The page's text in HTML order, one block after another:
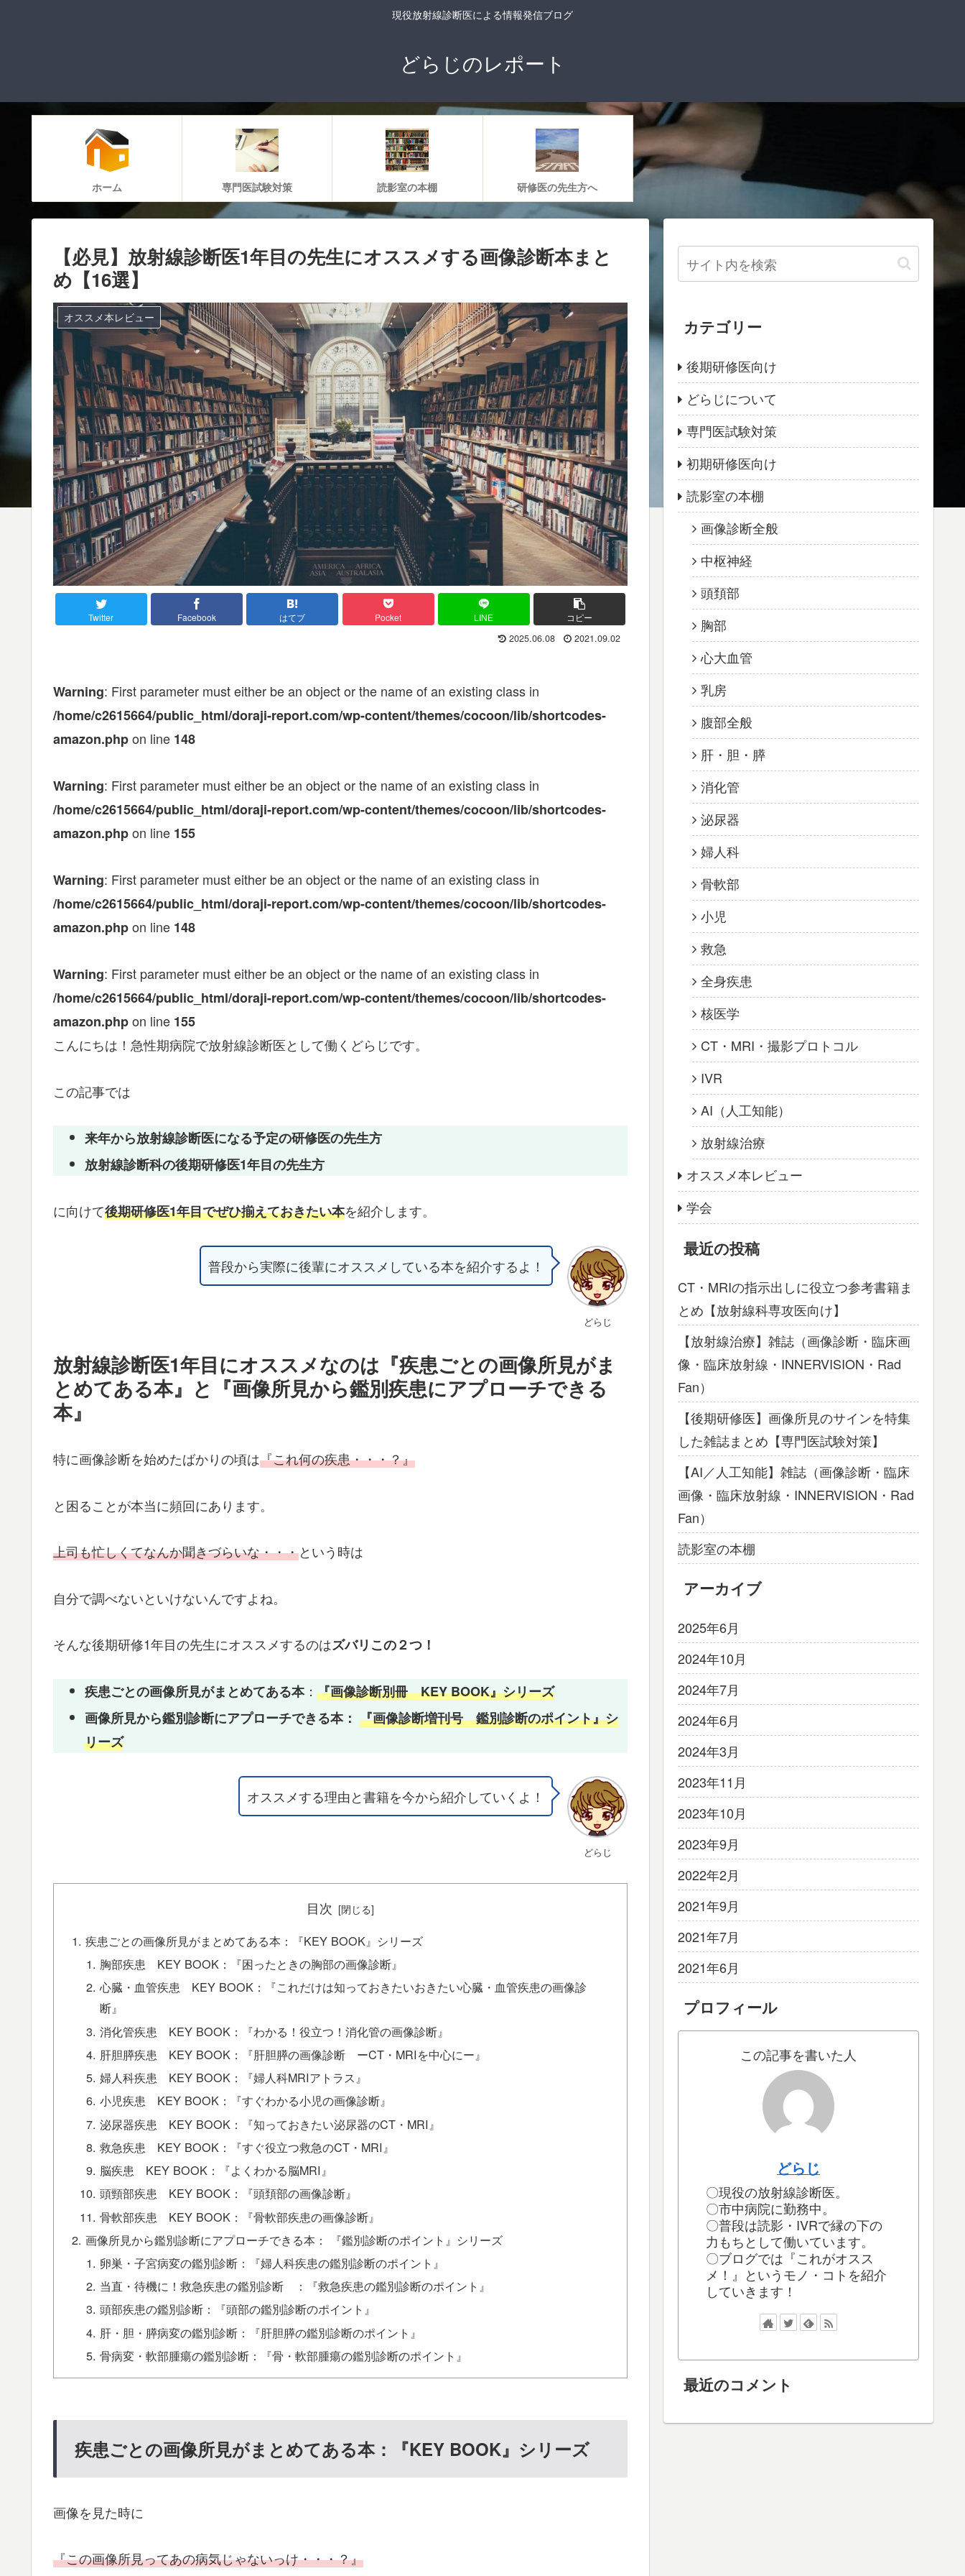
現役放射線診断医による情報発信ブログ
どらじのレポート
ホーム 専門医試験対策 読影室の本棚 研修医の先生方へ
【必見】放射線診断医1年目の先生にオススメする画像診断本まと
め【16選】
オススメ本レビュー
Twitter Facebook はてブ Pocket LINE コピー
2025.06.08 2021.09.02
Warning: First parameter must either be an object or the name of an existing class in
/home/c2615664/public_html/doraji-report.com/wp-content/themes/cocoon/lib/shortcodes-
amazon.phpon line 148
Warning: First parameter must either be an object or the name of an existing class in
/home/c2615664/public_html/doraji-report.com/wp-content/themes/cocoon/lib/shortcodes-
amazon.phpon line 155
Warning: First parameter must either be an object or the name of an existing class in
/home/c2615664/public_html/doraji-report.com/wp-content/themes/cocoon/lib/shortcodes-
amazon.phpon line 148
Warning: First parameter must either be an object or the name of an existing class in
/home/c2615664/public_html/doraji-report.com/wp-content/themes/cocoon/lib/shortcodes-
amazon.phpon line 155
こんにちは！急性期病院で放射線診断医として働くどらじです。
この記事では
来年から放射線診断医になる予定の研修医の先生方
放射線診断科の後期研修医1年目の先生方
に向けて後期研修医1年目でぜひ揃えておきたい本を紹介します。
どらじ
普段から実際に後輩にオススメしている本を紹介するよ！
放射線診断医1年目にオススメなのは『疾患ごとの画像所見がま
とめてある本』と『画像所見から鑑別疾患にアプローチできる
本』
特に画像診断を始めたばかりの頃は『これ何の疾患・・・？』
と困ることが本当に頻回にあります。
上司も忙しくてなんか聞きづらいな・・・という時は
自分で調べないといけないんですよね。
そんな後期研修1年目の先生にオススメするのはズバリこの２つ！
疾患ごとの画像所見がまとめてある本： 『画像診断別冊 KEY BOOK』シリーズ
画像所見から鑑別診断にアプローチできる本： 『画像診断増刊号 鑑別診断のポイント』シ
リーズ
どらじ
オススメする理由と書籍を今から紹介していくよ！
目次
疾患ごとの画像所見がまとめてある本：『KEY BOOK』シリーズ
胸部疾患 KEY BOOK：『困ったときの胸部の画像診断』
心臓・血管疾患 KEY BOOK：『これだけは知っておきたいおきたい心臓・血管疾患の画像診
断』
消化管疾患 KEY BOOK：『わかる！役立つ！消化管の画像診断』
肝胆膵疾患 KEY BOOK：『肝胆膵の画像診断 ーCT・MRIを中心にー』
婦人科疾患 KEY BOOK：『婦人科MRIアトラス』
小児疾患 KEY BOOK：『すぐわかる小児の画像診断』
泌尿器疾患 KEY BOOK：『知っておきたい泌尿器のCT・MRI』
救急疾患 KEY BOOK：『すぐ役立つ救急のCT・MRI』
脳疾患 KEY BOOK：『よくわかる脳MRI』
頭頸部疾患 KEY BOOK：『頭頚部の画像診断』
骨軟部疾患 KEY BOOK：『骨軟部疾患の画像診断』
画像所見から鑑別診断にアプローチできる本： 『鑑別診断のポイント』シリーズ
卵巣・子宮病変の鑑別診断：『婦人科疾患の鑑別診断のポイント』
当直・待機に！救急疾患の鑑別診断 ：『救急疾患の鑑別診断のポイント』
頭部疾患の鑑別診断：『頭部の鑑別診断のポイント』
肝・胆・膵病変の鑑別診断：『肝胆膵の鑑別診断のポイント』
骨病変・軟部腫瘍の鑑別診断：『骨・軟部腫瘍の鑑別診断のポイント』
疾患ごとの画像所見がまとめてある本：『KEY BOOK』シリーズ
画像を見た時に
『この画像所見ってあの病気じゃないっけ・・・？』
カテゴリー
後期研修医向け
どらじについて
専門医試験対策
初期研修医向け
読影室の本棚
画像診断全般
中枢神経
頭頚部
胸部
心大血管
乳房
腹部全般
肝・胆・膵
消化管
泌尿器
婦人科
骨軟部
小児
救急
全身疾患
核医学
CT・MRI・撮影プロトコル
IVR
AI（人工知能）
放射線治療
オススメ本レビュー
学会
最近の投稿
CT・MRIの指示出しに役立つ参考書籍ま
とめ【放射線科専攻医向け】
【放射線治療】雑誌（画像診断・臨床画
像・臨床放射線・INNERVISION・Rad
Fan）
【後期研修医】画像所見のサインを特集
した雑誌まとめ【専門医試験対策】
【AI／人工知能】雑誌（画像診断・臨床
画像・臨床放射線・INNERVISION・Rad
Fan）
読影室の本棚
アーカイブ
2025年6月
2024年10月
2024年7月
2024年6月
2024年3月
2023年11月
2023年10月
2023年9月
2022年2月
2021年9月
2021年7月
2021年6月
プロフィール
この記事を書いた人
どらじ
〇現役の放射線診断医。
〇市中病院に勤務中。
〇普段は読影・IVRで縁の下の
力もちとして働いています。
〇ブログでは『これがオスス
メ！』というモノ・コトを紹介
していきます！
最近のコメント